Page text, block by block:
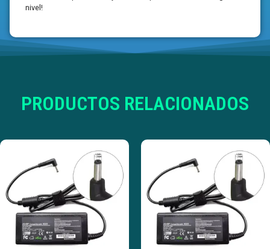
nivel!
PRODUCTOS RELACIONADOS